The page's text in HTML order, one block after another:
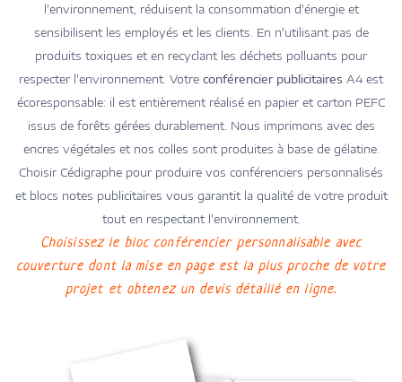
l'environnement, réduisent la consommation d'énergie et
sensibilisent les employés et les clients. En n'utilisant pas de
produits toxiques et en recyclant les déchets polluants pour
respecter l'environnement. Votre conférencier publicitaires A4 est
écoresponsable: il est entièrement réalisé en papier et carton PEFC
issus de forêts gérées durablement. Nous imprimons avec des
encres végétales et nos colles sont produites à base de gélatine.
Choisir Cédigraphe pour produire vos conférenciers personnalisés
et blocs notes publicitaires vous garantit la qualité de votre produit
tout en respectant l'environnement.
Choisissez le bloc conférencier personnalisable avec
couverture dont la mise en page est la plus proche de votre
projet et obtenez un devis détaillé en ligne.